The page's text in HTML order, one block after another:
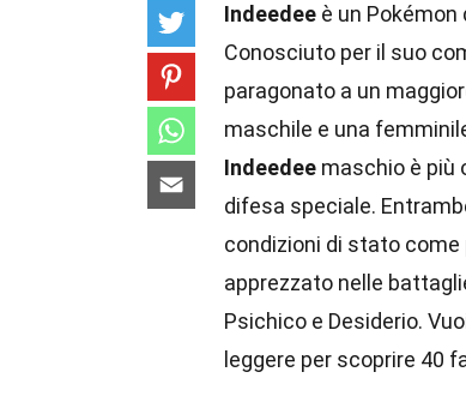
Indeedee è un
Conosciuto per il suo
paragonato a un
maschile e una
Indeedee maschio è più
difesa speciale.
condizioni di stato
apprezzato nelle
Psichico e Desiderio.
leggere per scoprire 40